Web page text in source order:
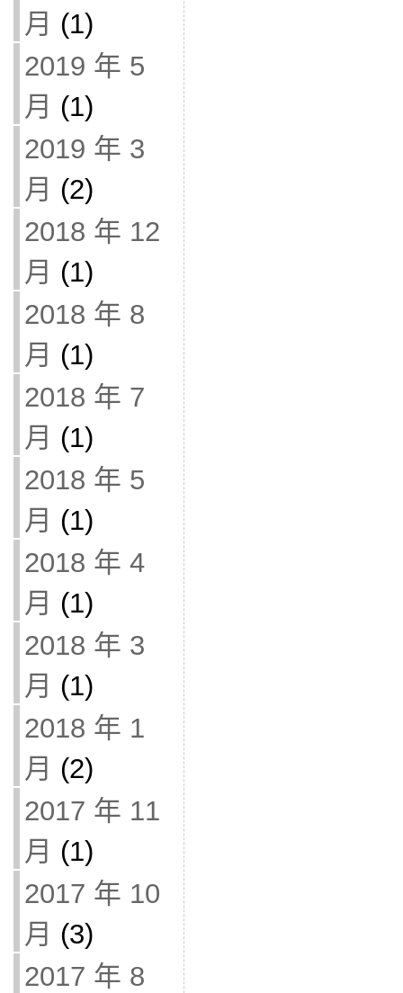
月 (1)
2019 年 5
月 (1)
2019 年 3
月 (2)
2018 年 12
月 (1)
2018 年 8
月 (1)
2018 年 7
月 (1)
2018 年 5
月 (1)
2018 年 4
月 (1)
2018 年 3
月 (1)
2018 年 1
月 (2)
2017 年 11
月 (1)
2017 年 10
月 (3)
2017 年 8